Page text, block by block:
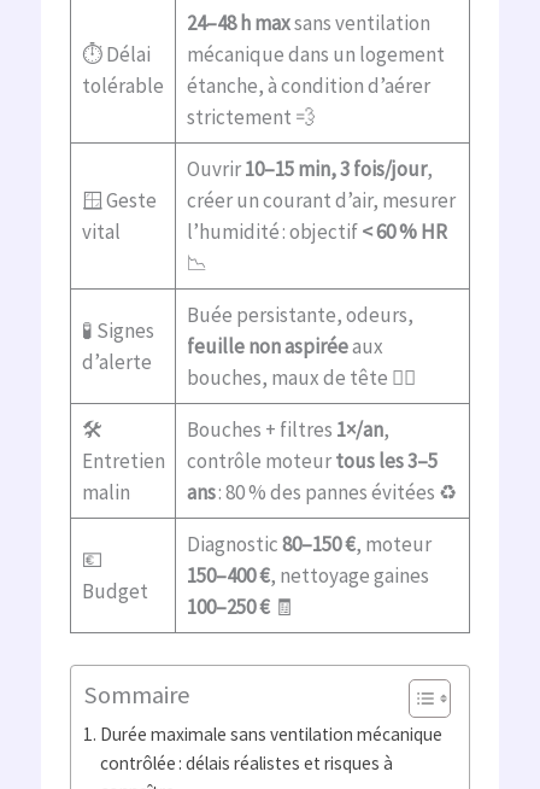
⏱️ Délai
tolérable
24–48 h maxsans ventilation
mécanique dans un logement
étanche, à condition d’aérer
strictement 💨
🪟 Geste
vital
Ouvrir10–15 min, 3 fois/jour,
créer un courant d’air, mesurer
l’humidité : objectif< 60 % HR
📉
🧪 Signes
d’alerte
Buée persistante, odeurs,
feuille non aspiréeaux
bouches, maux de tête 😶‍🌫️
🛠️
Entretien
malin
Bouches + filtres 1×/an,
contrôle moteurtous les 3–5
ans: 80 % des pannes évitées ♻️
💶
Budget
Diagnostic80–150 €, moteur
150–400 €, nettoyage gaines
100–250 €🧾
Sommaire
Durée maximale sans ventilation mécanique
contrôlée : délais réalistes et risques à